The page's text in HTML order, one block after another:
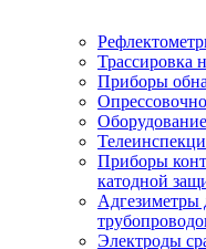
Трассировка
Приборы
Приборы
катодной
Адгезиметры
Электроды